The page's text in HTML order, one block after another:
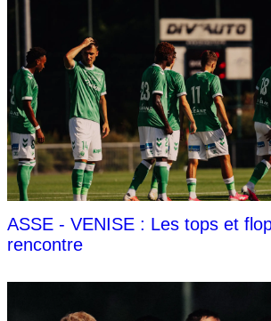
ASSE - VENISE : Les tops et
rencontre